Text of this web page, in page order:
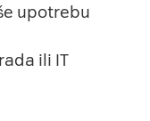
upotrebu
ili IT